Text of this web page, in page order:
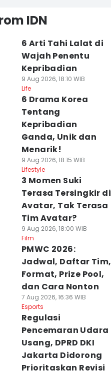
IDN
6 Arti Tahi Lalat di
Wajah Penentu
Kepribadian
9 Aug 2026, 18:10 WIB
Life
6 Drama Korea
Tentang
Kepribadian
Ganda, Unik dan
Menarik!
9 Aug 2026, 18:15 WIB
Lifestyle
3 Momen Suki
Terasa Tersingkir di
Avatar, Tak Terasa
Tim Avatar?
9 Aug 2026, 18:00 WIB
Film
PMWC 2026:
Jadwal, Daftar Tim,
Format, Prize Pool,
dan Cara Nonton
7 Aug 2026, 16:36 WIB
Esports
Regulasi
Pencemaran Udara
Usang, DPRD DKI
Jakarta Didorong
Prioritaskan Revisi